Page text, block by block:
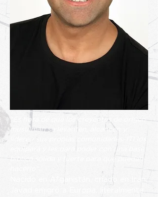
"Es hora de que los creyentes de origen
musulmán se levanten, alcancen y
lideren sus propias comunidades. ITI los
equipará y les dará poder con una base
bíblica sólida y fuerte para que puedan
Nacido en Afganistán, criado en Irán,
Javad emigró a Europa, literalmente